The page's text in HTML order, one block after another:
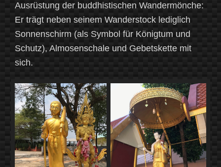
Ausrüstung der buddhistischen Wandermönche:
Er trägt neben seinem Wanderstock lediglich
Sonnenschirm (als Symbol für Königtum und
Schutz), Almosenschale und Gebetskette mit
sich.